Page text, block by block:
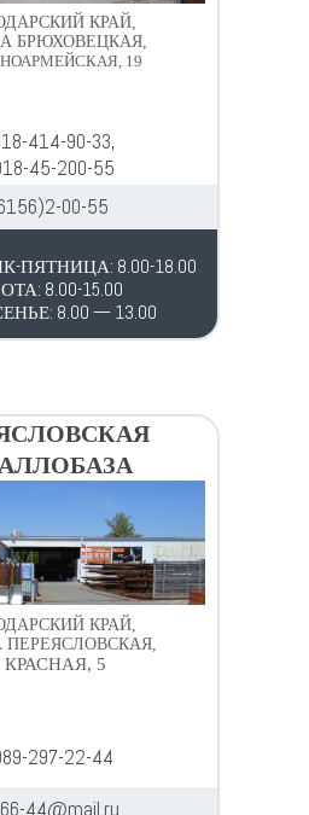
КРАЙ,
БРЮХОВЕЦКАЯ,
19
414-90-33,
45-200-55
00-55
ПЯТНИЦА: 8.00-18.00
8.00-15.00
8.00 — 13.00
КРАЙ,
ПЕРЕЯСЛОВСКАЯ,
КРАСНАЯ, 5
297-22-44
44@mail.ru